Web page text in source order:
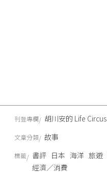
刊登專欄 胡川安的 Life Circus
文章分類 故事
標籤 書評 日本 海洋 旅遊
經濟／消費